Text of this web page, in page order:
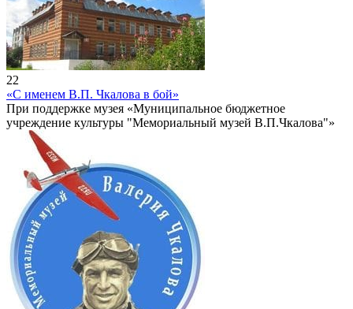
22
«С именем В.П. Чкалова в бой»
При поддержке музея «Муниципальное бюджетное
учреждение культуры "Мемориальный музей В.П.Чкалова"»